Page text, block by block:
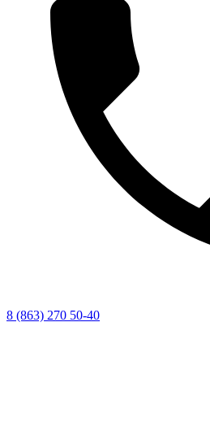
8 (863) 270 50-40